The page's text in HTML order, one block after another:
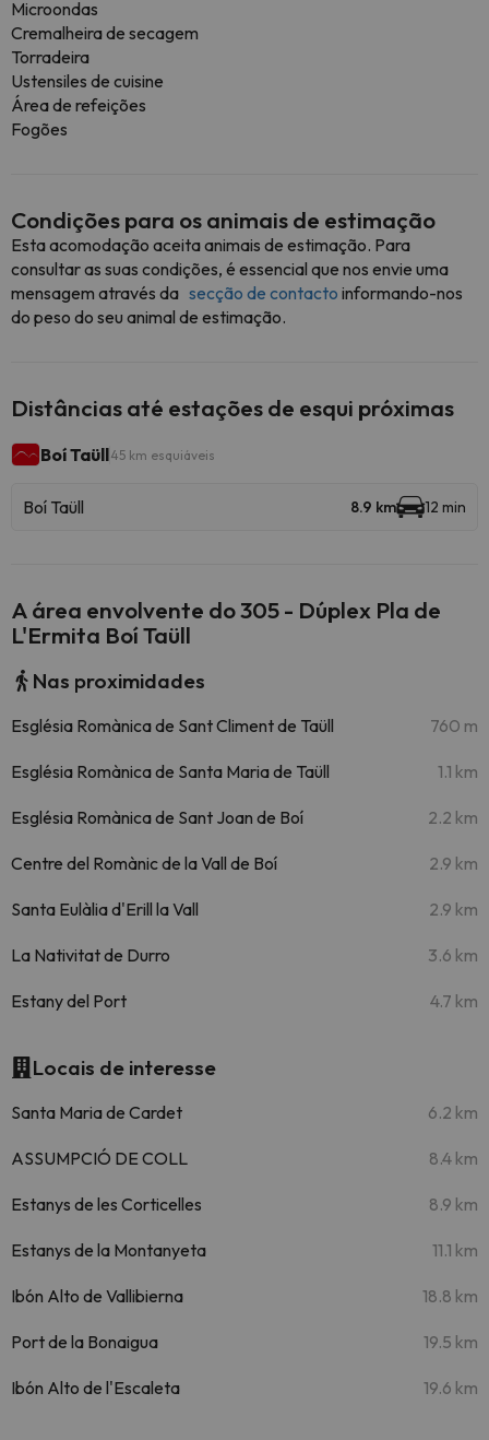
Microondas
Cremalheira de secagem
Torradeira
Ustensiles de cuisine
Área de refeições
Fogões
Condições para os animais de estimação
Esta acomodação aceita animais de estimação. Para
consultar as suas condições, é essencial que nos envie uma
mensagem através da secção de contacto informando-nos
do peso do seu animal de estimação.
Distâncias até estações de esqui próximas
Boí Taüll45 km esquiáveis
Boí Taüll 8.9 km 12 min
A área envolvente do 305 - Dúplex Pla de
L'Ermita Boí Taüll
Nas proximidades
Església Romànica de Sant Climent de Taüll 760 m
Església Romànica de Santa Maria de Taüll 1.1 km
Església Romànica de Sant Joan de Boí 2.2 km
Centre del Romànic de la Vall de Boí 2.9 km
Santa Eulàlia d'Erill la Vall 2.9 km
La Nativitat de Durro 3.6 km
Estany del Port 4.7 km
Locais de interesse
Santa Maria de Cardet 6.2 km
ASSUMPCIÓ DE COLL 8.4 km
Estanys de les Corticelles 8.9 km
Estanys de la Montanyeta 11.1 km
Ibón Alto de Vallibierna 18.8 km
Port de la Bonaigua 19.5 km
Ibón Alto de l'Escaleta 19.6 km